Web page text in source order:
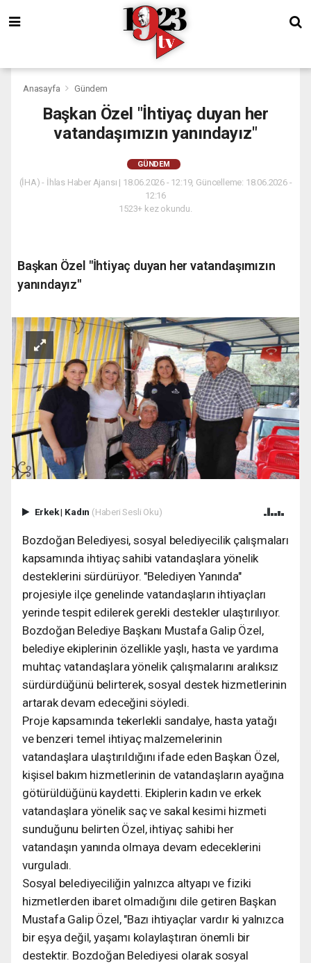
Anasayfa Gündem
Başkan Özel "İhtiyaç duyan her
vatandaşımızın yanındayız"
GÜNDEM
(İHA) - İhlas Haber Ajansı | 18.06.2026 - 12:19, Güncelleme: 18.06.2026 -
12:16
1523+ kez okundu.
Başkan Özel "İhtiyaç duyan her vatandaşımızın
yanındayız"
Erkek| Kadın (Haberi Sesli Oku)
Bozdoğan Belediyesi, sosyal belediyecilik çalışmaları
kapsamında ihtiyaç sahibi vatandaşlara yönelik
desteklerini sürdürüyor. "Belediyen Yanında"
projesiyle ilçe genelinde vatandaşların ihtiyaçları
yerinde tespit edilerek gerekli destekler ulaştırılıyor.
Bozdoğan Belediye Başkanı Mustafa Galip Özel,
belediye ekiplerinin özellikle yaşlı, hasta ve yardıma
muhtaç vatandaşlara yönelik çalışmalarını aralıksız
sürdürdüğünü belirterek, sosyal destek hizmetlerinin
artarak devam edeceğini söyledi.
Proje kapsamında tekerlekli sandalye, hasta yatağı
ve benzeri temel ihtiyaç malzemelerinin
vatandaşlara ulaştırıldığını ifade eden Başkan Özel,
kişisel bakım hizmetlerinin de vatandaşların ayağına
götürüldüğünü kaydetti. Ekiplerin kadın ve erkek
vatandaşlara yönelik saç ve sakal kesimi hizmeti
sunduğunu belirten Özel, ihtiyaç sahibi her
vatandaşın yanında olmaya devam edeceklerini
vurguladı.
Sosyal belediyeciliğin yalnızca altyapı ve fiziki
hizmetlerden ibaret olmadığını dile getiren Başkan
Mustafa Galip Özel, "Bazı ihtiyaçlar vardır ki yalnızca
bir eşya değil, yaşamı kolaylaştıran önemli bir
destektir. Bozdoğan Belediyesi olarak sosyal